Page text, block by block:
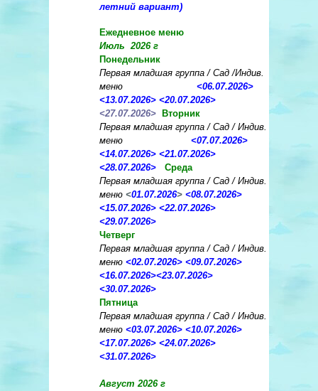
летний вариант)
Ежедневное меню
Июль 2026 г
Понедельник
Первая младшая группа / Сад /Индив.
меню
<06.07.2026>
<13.07.2026> <20.07.2026>
<27.07.2026>
Вторник
Первая младшая группа / Сад / Индив.
меню
<07.07.2026>
<14.07.2026> <21.07.2026>
<28.07.2026>
Среда
Первая младшая группа / Сад / Индив.
меню <01.07.2026> <08.07.2026>
<15.07.2026> <22.07.2026>
<29.07.2026>
Четверг
Первая младшая группа / Сад / Индив.
меню <02.07.2026> <09.07.2026>
<16.07.2026><23.07.2026>
<30.07.2026>
Пятница
Первая младшая группа / Сад / Индив.
меню <03.07.2026> <10.07.2026>
<17.07.2026> <24.07.2026>
<31.07.2026>
Август 2026 г